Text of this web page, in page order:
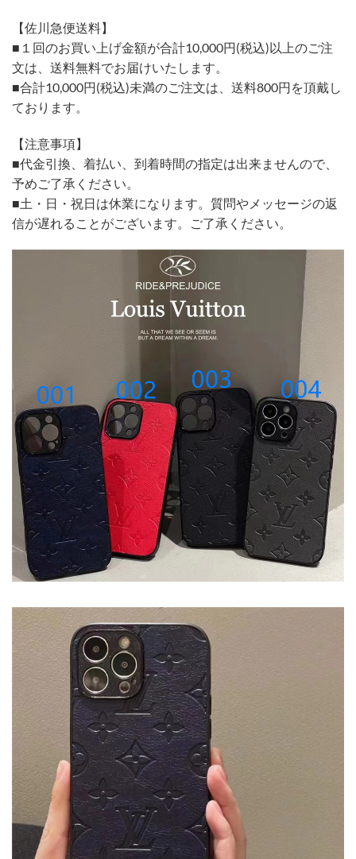
【佐川急便送料】
■１回のお買い上げ金額が合計10,000円(税込)以上のご注
文は、送料無料でお届けいたします。
■合計10,000円(税込)未満のご注文は、送料800円を頂戴し
ております。
【注意事項】
■代金引換、着払い、到着時間の指定は出来ませんので、
予めご了承ください。
■土・日・祝日は休業になります。質問やメッセージの返
信が遅れることがございます。ご了承ください。